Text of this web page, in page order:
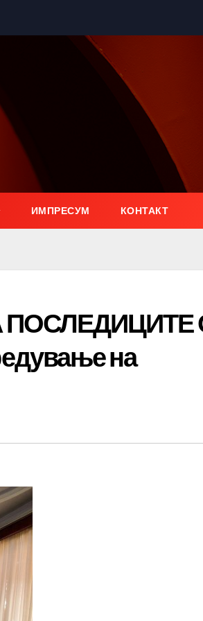
ИМПРЕСУМ КОНТАКТ
на